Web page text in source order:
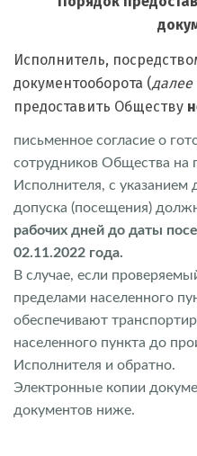
Исполнитель,
документооборота (далее
предоставить Обществу
письменное согласие о
сотрудников Общества на
Исполнителя, с
допуска (посещения)
рабочих дней до даты
02.11.2022 года.
В случае, если
пределами населенного
обеспечивают
населенного пункта до
Исполнителя и обратно.
Электронные копии
документов ниже.